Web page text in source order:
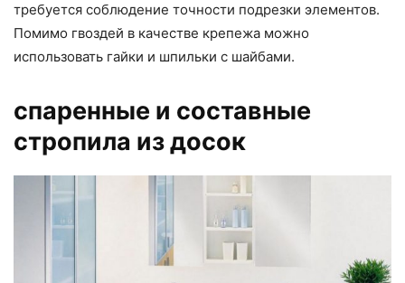
требуется соблюдение точности подрезки элементов.
Помимо гвоздей в качестве крепежа можно
использовать гайки и шпильки с шайбами.
спаренные и составные
стропила из досок